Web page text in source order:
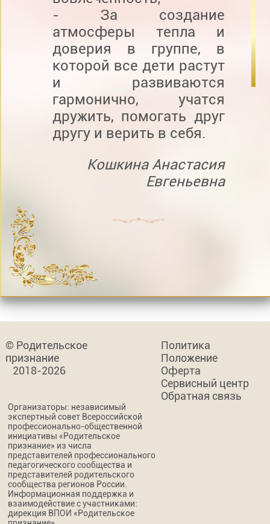
- За создание
атмосферы тепла и
доверия в группе, в
которой все дети растут
и развиваются
гармонично, учатся
дружить, помогать друг
другу и верить в себя.
Кошкина Анастасия
Евгеньевна
© Родительское
признание
2018-2026
Политика
Положение
Оферта
Сервисный центр
Обратная связь
Организаторы: независимый
экспертный совет Всероссийской
профессионально-общественной
инициативы «Родительское
признание» из числа
представителей профессионального
педагогического сообщества и
представителей родительского
сообщества регионов России.
Информационная поддержка и
взаимодействие с участниками:
дирекция ВПОИ «Родительское